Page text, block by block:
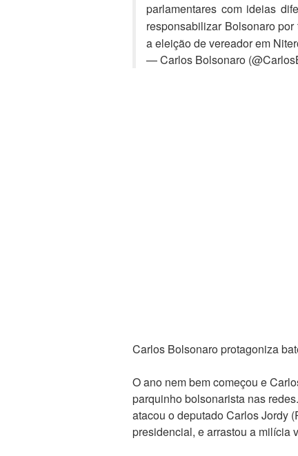
parlamentares com ideias
responsabilizar Bolsonaro
a eleição de vereador em
— Carlos Bolsonaro
Carlos Bolsonaro protagoniza
O ano nem bem começou e
parquinho bolsonarista nas
atacou o deputado Carlos Jordy
presidencial, e arrastou a milícia